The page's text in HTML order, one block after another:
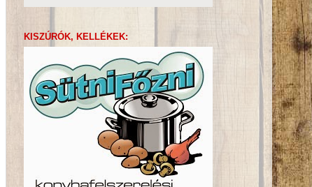
KISZÚRÓK, KELLÉKEK: